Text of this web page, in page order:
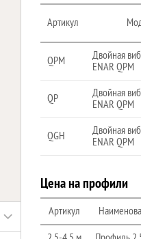
Артикул
QPM
Двойная
ENAR QPM
QP
Двойная
ENAR QPM
QGH
Двойная
ENAR QPM
Цена на профили
Артикул